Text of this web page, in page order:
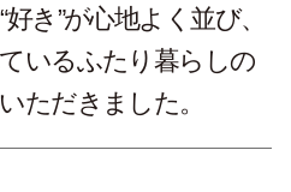
き”が心地よく並び、
いるふたり暮らしの
ただきました。